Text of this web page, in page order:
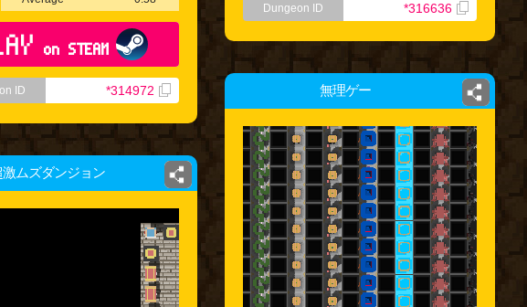
Dungeon ID *316636
on STEAM
ID *314972 無理ゲー
激ムズダンジョン